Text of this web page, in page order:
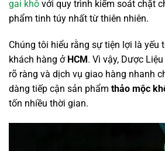
gai khô với quy trình kiểm soát chặt
phẩm tinh túy nhất từ thiên nhiên.
Chúng tôi hiểu rằng sự tiện lợi là yếu
khách hàng ở HCM . Vì vậy, Dược
rõ ràng và dịch vụ giao hàng nhanh
dàng tiếp cận sản phẩm thảo mộc
tốn nhiều thời gian.